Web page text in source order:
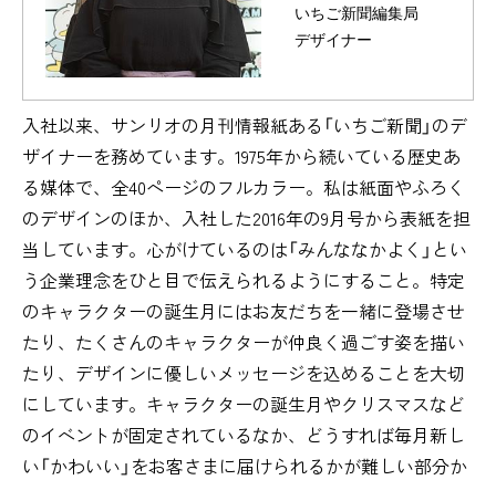
いちご新聞編集局
デザイナー
入社以来、サンリオの月刊情報紙ある「いちご新聞」のデ
ザイナーを務めています。1975年から続いている歴史あ
る媒体で、全40ページのフルカラー。私は紙面やふろく
のデザインのほか、入社した2016年の9月号から表紙を担
当しています。心がけているのは「みんななかよく」とい
う企業理念をひと目で伝えられるようにすること。特定
のキャラクターの誕生月にはお友だちを一緒に登場させ
たり、たくさんのキャラクターが仲良く過ごす姿を描い
たり、デザインに優しいメッセージを込めることを大切
にしています。キャラクターの誕生月やクリスマスなど
のイベントが固定されているなか、どうすれば毎月新し
い「かわいい」をお客さまに届けられるかが難しい部分か